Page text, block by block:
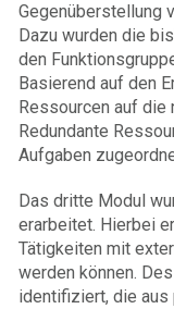
Gegenüberstellung
Dazu wurden die
den
Basierend auf den
Ressourcen auf die
Redundante
Aufgaben
Das dritte Modul
erarbeitet. Hierbei
Tätigkeiten mit
werden können.
identifiziert, die